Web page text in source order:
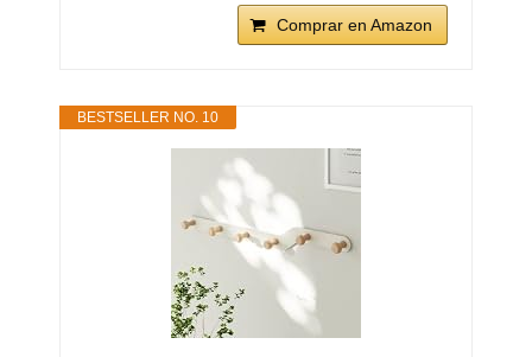
Comprar en Amazon
BESTSELLER NO. 10